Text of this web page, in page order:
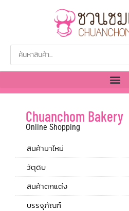
Chuanchom Bakery
Online Shopping
สินค้ามาใหม่
วัตุดิบ
สินค้าตกแต่ง
บรรจุภัณฑ์